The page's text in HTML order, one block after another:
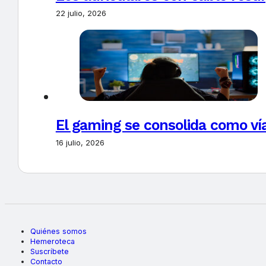
22 julio, 2026
El gaming se consolida como
16 julio, 2026
Quiénes somos
Hemeroteca
Suscríbete
Contacto